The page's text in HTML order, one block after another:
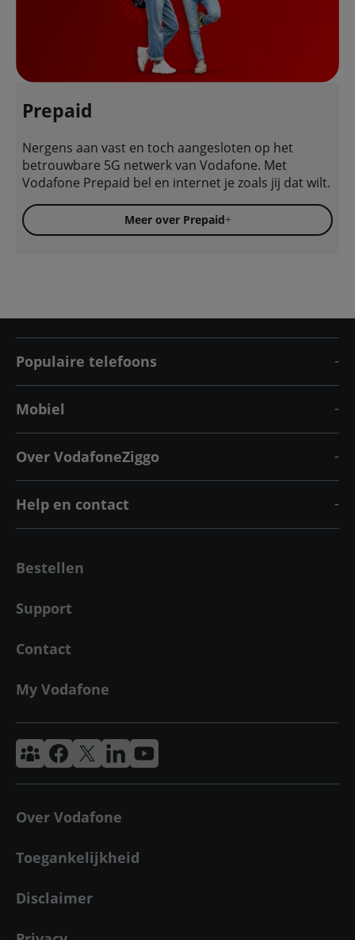
Prepaid
Nergens aan vast en toch aangesloten op het
betrouwbare 5G netwerk van Vodafone. Met
Vodafone Prepaid bel en internet je zoals jij dat wilt.
Meer over Prepaid
Populaire telefoons
Mobiel
Over VodafoneZiggo
Help en contact
Bestellen
Support
Contact
My Vodafone
Vodafone & Ziggo Community
Vodafone Facebook
Vodafone XVodafoneZiggo LinkedIn
Vodafone YouTube
Over Vodafone
Toegankelijkheid
Disclaimer